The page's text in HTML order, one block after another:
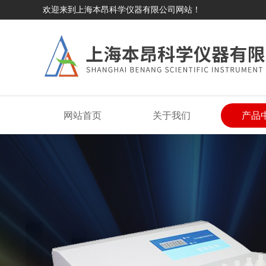
欢迎来到上海本昂科学仪器有限公司网站！
网站首页 关于我们 产品